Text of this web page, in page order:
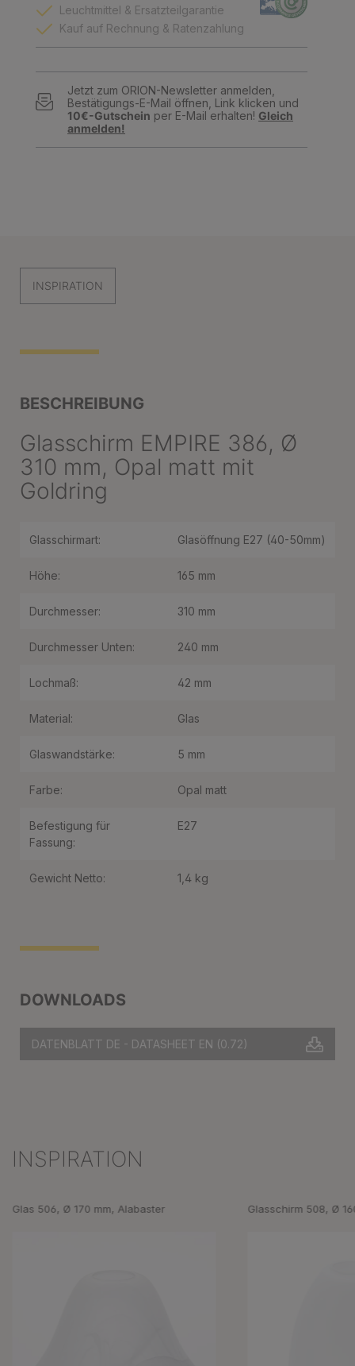
Leuchtmittel & Ersatzteilgarantie
Kauf auf Rechnung & Ratenzahlung
Jetzt zum ORION-Newsletter anmelden,
Bestätigungs-E-Mail öffnen, Link klicken und
10€-Gutschein per E-Mail erhalten! Gleich
anmelden!
INSPIRATION
DOWNLOADS
DATENBLATT DE - DATASHEET EN (0.72)
BESCHREIBUNG
Glasschirm EMPIRE 386, Ø
310 mm, Opal matt mit
Goldring
Glasschirmart: Glasöffnung E27 (40-50mm)
Höhe: 165 mm
Durchmesser: 310 mm
Durchmesser Unten: 240 mm
Lochmaß: 42 mm
Material: Glas
Glaswandstärke: 5 mm
Farbe: Opal matt
Befestigung für
Fassung:
E27
Gewicht Netto: 1,4 kg
Produktgalerie überspringen
INSPIRATION
Glas 506, Ø 170 mm, Alabaster Glasschirm 508, Ø